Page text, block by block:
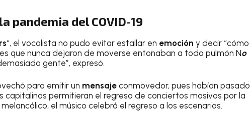
pandemia del COVID-19
“, el vocalista no pudo evitar estallar en emoción y decir “cómo
que nunca dejaron de moverse entonaban a todo pulmón No
gente”, expresó.
para emitir un mensaje conmovedor, pues habían pasado
permitieran el regreso de conciertos masivos por la
el músico celebró el regreso a los escenarios.